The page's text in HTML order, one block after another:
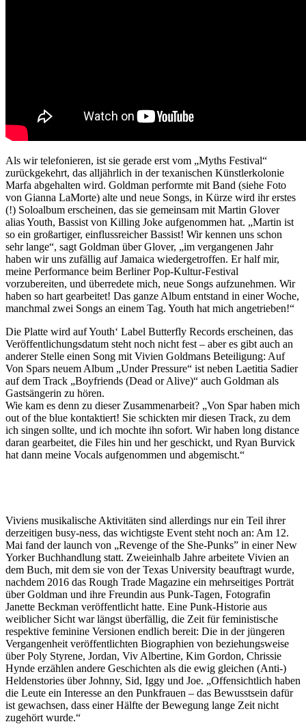
Als wir telefonieren, ist sie gerade erst vom „Myths Festival“
zurückgekehrt, das alljährlich in der texanischen Künstlerkolonie
Marfa abgehalten wird. Goldman performte mit Band (siehe Foto
von Gianna LaMorte) alte und neue Songs, in Kürze wird ihr erstes
(!) Soloalbum erscheinen, das sie gemeinsam mit Martin Glover
alias Youth, Bassist von Killing Joke aufgenommen hat. „Martin ist
so ein großartiger, einflussreicher Bassist! Wir kennen uns schon
sehr lange“, sagt Goldman über Glover, „im vergangenen Jahr
haben wir uns zufällig auf Jamaica wiedergetroffen. Er half mir,
meine Performance beim Berliner Pop-Kultur-Festival
vorzubereiten, und überredete mich, neue Songs aufzunehmen. Wir
haben so hart gearbeitet! Das ganze Album entstand in einer Woche,
manchmal zwei Songs an einem Tag. Youth hat mich angetrieben!“
Die Platte wird auf Youth‘ Label Butterfly Records erscheinen, das
Veröffentlichungsdatum steht noch nicht fest – aber es gibt auch an
anderer Stelle einen Song mit Vivien Goldmans Beteiligung: Auf
Von Spars neuem Album „Under Pressure“ ist neben Laetitia Sadier
auf dem Track „Boyfriends (Dead or Alive)“ auch Goldman als
Gastsängerin zu hören.
Wie kam es denn zu dieser Zusammenarbeit? „Von Spar haben mich
out of the blue kontaktiert! Sie schickten mir diesen Track, zu dem
ich singen sollte, und ich mochte ihn sofort. Wir haben long distance
daran gearbeitet, die Files hin und her geschickt, und Ryan Burvick
hat dann meine Vocals aufgenommen und abgemischt.“
Viviens musikalische Aktivitäten sind allerdings nur ein Teil ihrer
derzeitigen busy-ness, das wichtigste Event steht noch an: Am 12.
Mai fand der launch von „Revenge of the She-Punks” in einer New
Yorker Buchhandlung statt. Zweieinhalb Jahre arbeitete Vivien an
dem Buch, mit dem sie von der Texas University beauftragt wurde,
nachdem 2016 das Rough Trade Magazine ein mehrseitiges Porträt
über Goldman und ihre Freundin aus Punk-Tagen, Fotografin
Janette Beckman veröffentlicht hatte. Eine Punk-Historie aus
weiblicher Sicht war längst überfällig, die Zeit für feministische
respektive feminine Versionen endlich bereit: Die in der jüngeren
Vergangenheit veröffentlichten Biographien von beziehungsweise
über Poly Styrene, Jordan, Viv Albertine, Kim Gordon, Chrissie
Hynde erzählen andere Geschichten als die ewig gleichen (Anti-)
Heldenstories über Johnny, Sid, Iggy und Joe. „Offensichtlich haben
die Leute ein Interesse an den Punkfrauen – das Bewusstsein dafür
ist gewachsen, dass einer Hälfte der Bewegung lange Zeit nicht
zugehört wurde.“